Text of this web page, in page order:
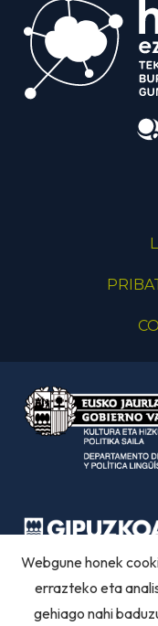
Webgune honek
errazteko eta
gehiago nahi